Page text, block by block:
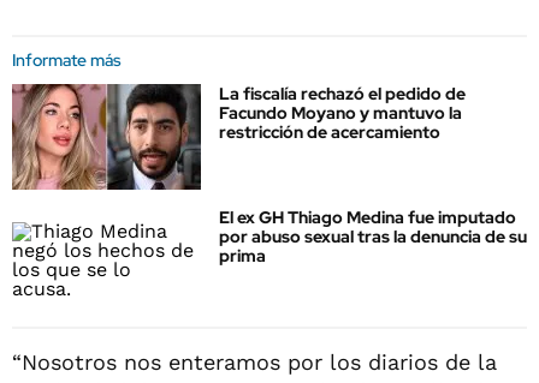
Informate más
La fiscalía rechazó el pedido de
Facundo Moyano y mantuvo la
restricción de acercamiento
El ex GH Thiago Medina fue imputado
por abuso sexual tras la denuncia de su
prima
“Nosotros nos enteramos por los diarios de la